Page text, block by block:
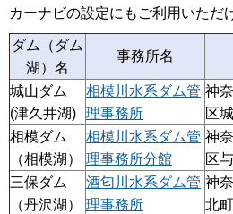
カーナビの設定にもご利用いただ
ダム（ダム
湖）名
事務所名
城山ダム
(津久井湖)
相模川水系ダム管
理事務所
神
区
相模ダム
（相模湖）
相模川水系ダム管
理事務所分館
神
区
三保ダム
（丹沢湖）
酒匂川水系ダム管
理事務所
神
北